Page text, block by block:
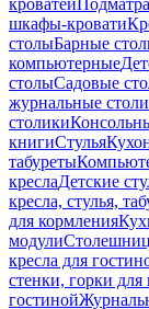
кроватей
шкафы-кровати
столыБарные
компьютерные
столыСадовые
журнальные
столики
книгиСтулья
табуреты
креслаДетские
кресла, стулья,
для кормления
модули
кресла для
стенки, горки для
гостиной